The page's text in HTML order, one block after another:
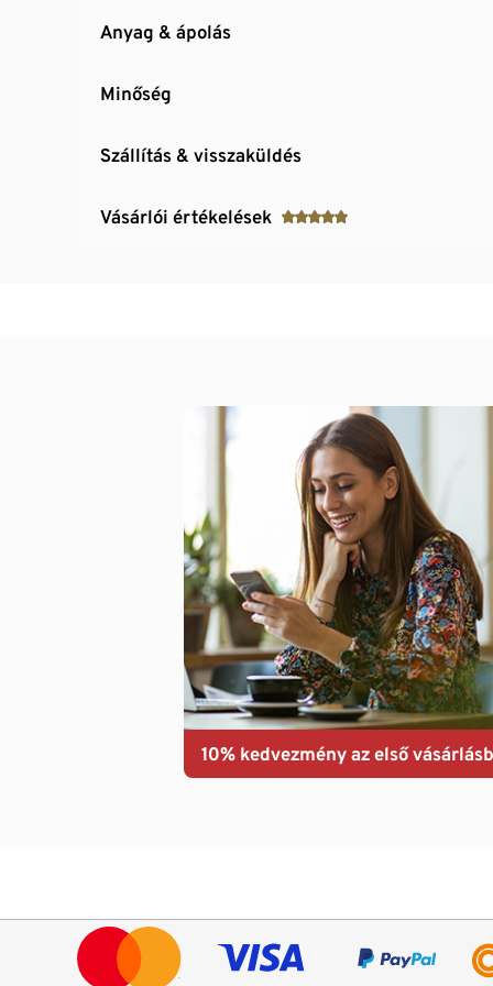
Anyag & ápolás
Minőség
Szállítás & visszaküldés
Vásárlói értékelések
10% kedvezmény az első